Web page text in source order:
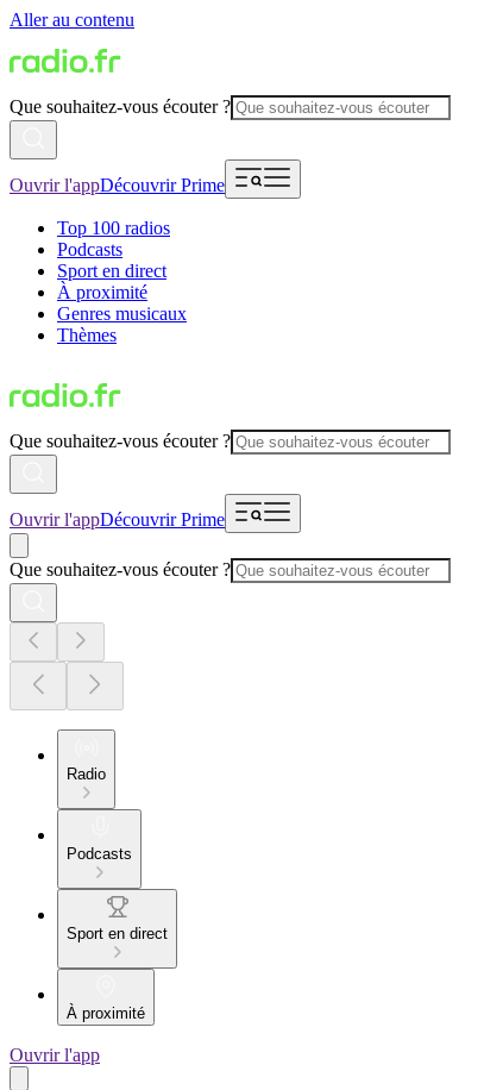
Aller au contenu
Que souhaitez-vous écouter ?
Ouvrir l'appDécouvrir Prime
Top 100 radios
Podcasts
Sport en direct
À proximité
Genres musicaux
Thèmes
Que souhaitez-vous écouter ?
Ouvrir l'appDécouvrir Prime
Que souhaitez-vous écouter ?
Radio
Podcasts
Sport en direct
À proximité
Ouvrir l'app